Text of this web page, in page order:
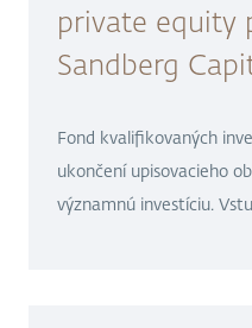
private equity
Sandberg
Fond kvalifikovaných
ukončení upisovacieho
významnú investíciu.